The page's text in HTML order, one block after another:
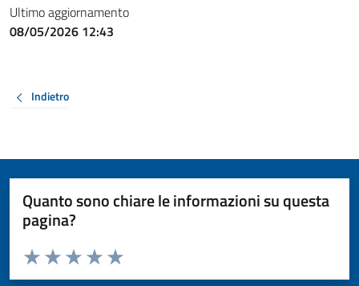
Ultimo aggiornamento
08/05/2026 12:43
Indietro
Quanto sono chiare le informazioni su questa
pagina?
Valuta da 1 a 5 stelle la pagina
Valuta 5 stelle su 5
Valuta 4 stelle su 5
Valuta 3 stelle su 5
Valuta 2 stelle su 5
Valuta 1 stelle su 5